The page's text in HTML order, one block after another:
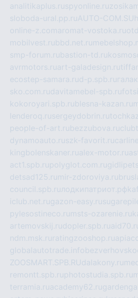
analitikaplus.ruspyonline.ru
sloboda-ural.pp.ruAUTO-COM.SU
online-z.comaromat-vostoka.ru
mobilvest.rubbd.net.ru
smp-forum.rubastion-td.ru
avrmotors.ruart-galadesign.ru
ecostep-samara.rud-p.spb.ru
sko.com.rudavitamebel-spb.ru
kokoroyari.spb.rublesna-kazan.ru
lenderoq.rusergeydobrin.ru
people-of-art.rubezzubova.ru
dynamoauto.ruszk-favorit.ru
kingbolenskaner.rualex-motor.ru
act1.spb.rupolyglot.com.ru
detsad125.ru mir-zdoroviya.ru
council.spb.ruлодкипатриот.рф
iclub.net.rugazon-easy.ru
pylesostineco.ru msts-ozarenie.ru
artemovskij.rudopler.spb.ru
ndm.msk.ru ratingzooshop.ru
globalautotrade.info
ZOOSMART.SPB.RUdalakony.ru
remontt.spb.ruphotostudia.spb.ru
terramia.ruacademy62.ru